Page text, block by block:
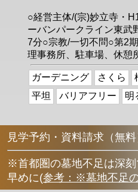
○経営主体/(宗)妙立寺・
ーバンパークライン東武
7分○宗教/一切不問○第2
理事務所、駐車場、休憩
ガーデニング さくら
平坦
バリアフリー 明
見学予約・資料請求（無料
※首都圏の墓地不足は深
早めに(参考：※墓地不足